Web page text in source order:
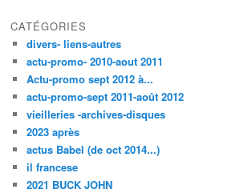
CATÉGORIES
divers- liens-autres
actu-promo- 2010-aout 2011
Actu-promo sept 2012 à...
actu-promo-sept 2011-août 2012
vieilleries -archives-disques
2023 après
actus Babel (de oct 2014...)
il francese
2021 BUCK JOHN